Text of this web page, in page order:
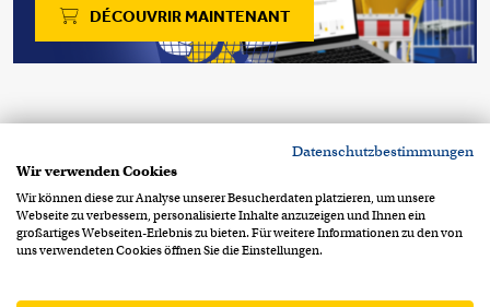
DÉCOUVRIR MAINTENANT
CH-1040 Echallens
Footer Info MenuProtection des données
Mentions légales
Datenschutzbestimmungen
Wir verwenden Cookies
Wir können diese zur Analyse unserer Besucherdaten platzieren, um unsere
Webseite zu verbessern, personalisierte Inhalte anzuzeigen und Ihnen ein
großartiges Webseiten-Erlebnis zu bieten. Für weitere Informationen zu den von
uns verwendeten Cookies öffnen Sie die Einstellungen.